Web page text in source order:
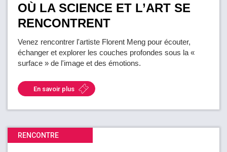
OÙ LA SCIENCE ET L’ART SE
RENCONTRENT
Venez rencontrer l'artiste Florent Meng pour écouter,
échanger et explorer les couches profondes sous la «
surface » de l'image et des émotions.
En savoir plus
RENCONTRE